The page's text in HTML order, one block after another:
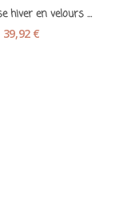
Gigoteuse hiver en velours bio bois de rose 110...
39,92 €